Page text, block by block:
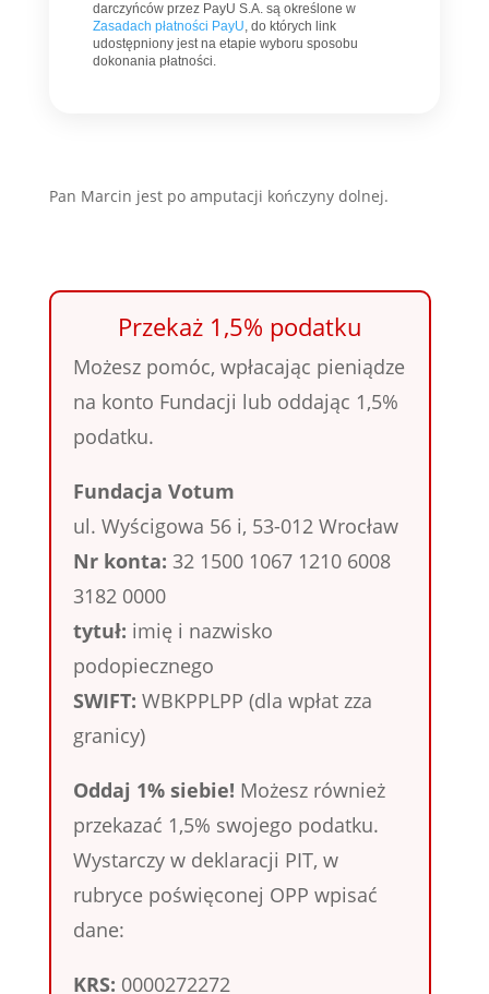
darczyńców przez PayU S.A. są określone w
Zasadach płatności PayU, do których link
udostępniony jest na etapie wyboru sposobu
dokonania płatności.
Pan Marcin jest po amputacji kończyny dolnej.
Przekaż 1,5% podatku
Możesz pomóc, wpłacając pieniądze
na konto Fundacji lub oddając 1,5%
podatku.
Fundacja Votum
ul. Wyścigowa 56 i, 53-012 Wrocław
Nr konta: 32 1500 1067 1210 6008
3182 0000
tytuł: imię i nazwisko
podopiecznego
SWIFT: WBKPPLPP (dla wpłat zza
granicy)
Oddaj 1% siebie! Możesz również
przekazać 1,5% swojego podatku.
Wystarczy w deklaracji PIT, w
rubryce poświęconej OPP wpisać
dane:
KRS: 0000272272